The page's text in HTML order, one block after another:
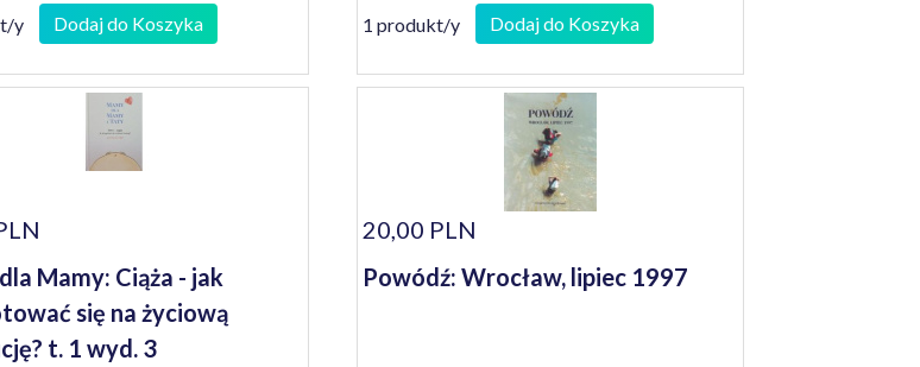
dziedzictwo
y Dodaj do Koszyka 1 produkt/y Dodaj do Koszyka
Mamy: Ciąża - jak
się na życiową
t. 1 wyd. 3
20,00 PLN
Powódź: Wrocław, lipiec 1997